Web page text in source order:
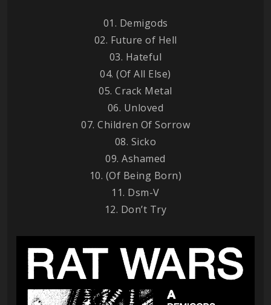
01. Demigods
02. Future of Hell
03. Hateful
04. (Of All Else)
05. Crack Metal
06. Unloved
07. Children Of Sorrow
08. Sicko
09. Ashamed
10. (Of Being Born)
11. Dsm-V
12. Don’t Try